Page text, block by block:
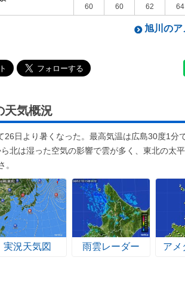
60 60 62 64
旭川の
天気概況
26日より暑くなった。最高気温は広島30度1分
北は湿った空気の影響で雲が多く、東北の太
。
実況天気図 雨雲レーダー アメ